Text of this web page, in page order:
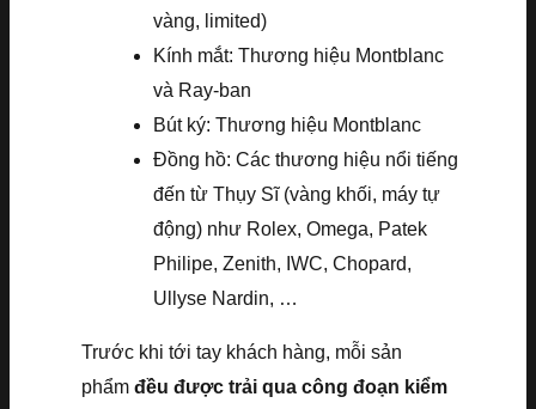
vàng, limited)
Kính mắt: Thương hiệu Montblanc
và Ray-ban
Bút ký: Thương hiệu Montblanc
Đồng hồ: Các thương hiệu nổi tiếng
đến từ Thụy Sĩ (vàng khối, máy tự
động) như Rolex, Omega, Patek
Philipe, Zenith, IWC, Chopard,
Ullyse Nardin, …
Trước khi tới tay khách hàng, mỗi sản
phẩm đều được trải qua công đoạn kiểm